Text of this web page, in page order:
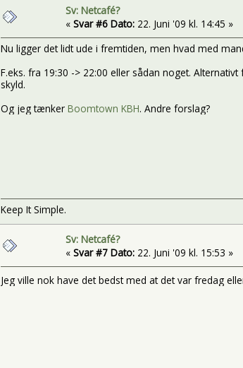
Sv: Netcafé?
« Svar #6 Dato:22. Juni '09 kl. 14:45 »
Nu ligger det lidt ude i fremtiden, men hvad med
F.eks. fra 19:30 -> 22:00 eller sådan noget.
skyld.
Og jeg tænker Boomtown KBH. Andre forslag?
Keep It Simple.
Sv: Netcafé?
« Svar #7 Dato:22. Juni '09 kl. 15:53 »
Jeg ville nok have det bedst med at det var fredag